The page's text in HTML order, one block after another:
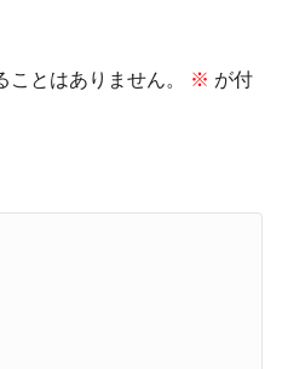
とはありません。 ※ が付